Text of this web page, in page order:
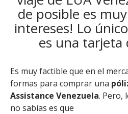
de posible es
intereses! Lo
es una tarjeta
Es muy factible que en el
formas para comprar una
Assistance Venezuela. Pero,
no sabías es que